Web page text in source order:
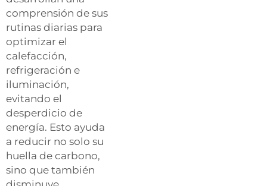
comprensión de sus
rutinas diarias para
optimizar el
calefacción,
refrigeración e
iluminación,
evitando el
desperdicio de
energía. Esto ayuda
a reducir no solo su
huella de carbono,
sino que también